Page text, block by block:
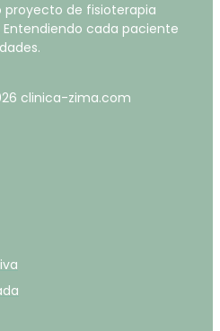
de fisioterapia
cada paciente
clinica-zima.com